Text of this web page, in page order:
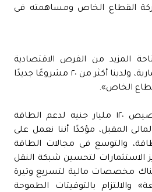
القطاع الخاص ومساهمته فى
المزيد من الفرص الاقتصادية
الجاذبة للتدفقات الاستثمارية، ولدينا أكثر من ٢٠ مشروعًا جديدًا
الخاص».
أوضح الوزير، أنه تم تخصيص ١٢٠ مليار جنيه لدعم الطاقة
المقبل، مؤكدًا أننا نعمل على
والتوسع فى مجالات الطاقة
الاستثمارات لتحسين شبكة النقل
هناك مخصصات مالية لتسريع وتيرة
والالتزام بالتوقيتات الطموحة